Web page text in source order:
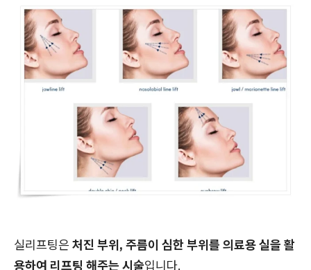
실리프팅은 처진 부위, 주름이 심한 부위를 의료용 실을 활
용하여 리프팅 해주는 시술입니다.